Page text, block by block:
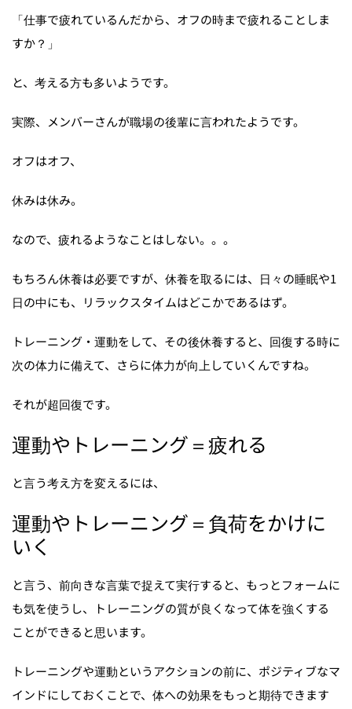
「仕事で疲れているんだから、オフの時まで疲れることしま
すか？」
と、考える方も多いようです。
実際、メンバーさんが職場の後輩に言われたようです。
オフはオフ、
休みは休み。
なので、疲れるようなことはしない。。。
もちろん休養は必要ですが、休養を取るには、日々の睡眠や1
日の中にも、リラックスタイムはどこかであるはず。
トレーニング・運動をして、その後休養すると、回復する時に
次の体力に備えて、さらに体力が向上していくんですね。
それが超回復です。
運動やトレーニング＝疲れる
と言う考え方を変えるには、
運動やトレーニング＝負荷をかけに
いく
と言う、前向きな言葉で捉えて実行すると、もっとフォームに
も気を使うし、トレーニングの質が良くなって体を強くする
ことができると思います。
トレーニングや運動というアクションの前に、ポジティブなマ
インドにしておくことで、体への効果をもっと期待できます